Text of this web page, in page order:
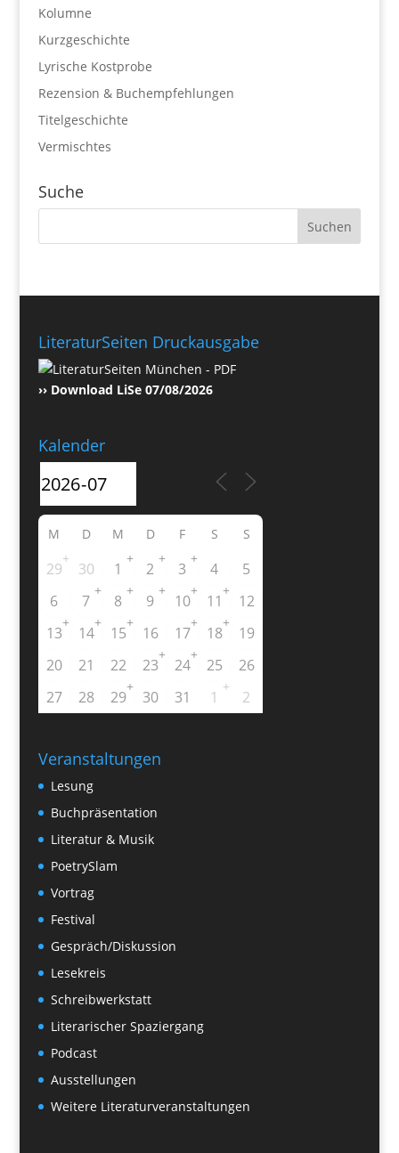
Kolumne
Kurzgeschichte
Lyrische Kostprobe
Rezension & Buchempfehlungen
Titelgeschichte
Vermischtes
Suche
LiteraturSeiten Druckausgabe
›› Download LiSe 07/08/2026
Kalender
M D M D F S S
29
+
30 1
+
2
+
3
+
4
5
6
7
+
8
+
9
+
10
+
11
+
12
13
+
14
+
15
+
16 17
+
18
+
19
20
21 22 23
+
24
+
25
26
27
28 29
+
30 31 1
+
2
Veranstaltungen
Lesung
Buchpräsentation
Literatur & Musik
PoetrySlam
Vortrag
Festival
Gespräch/Diskussion
Lesekreis
Schreibwerkstatt
Literarischer Spaziergang
Podcast
Ausstellungen
Weitere Literaturveranstaltungen